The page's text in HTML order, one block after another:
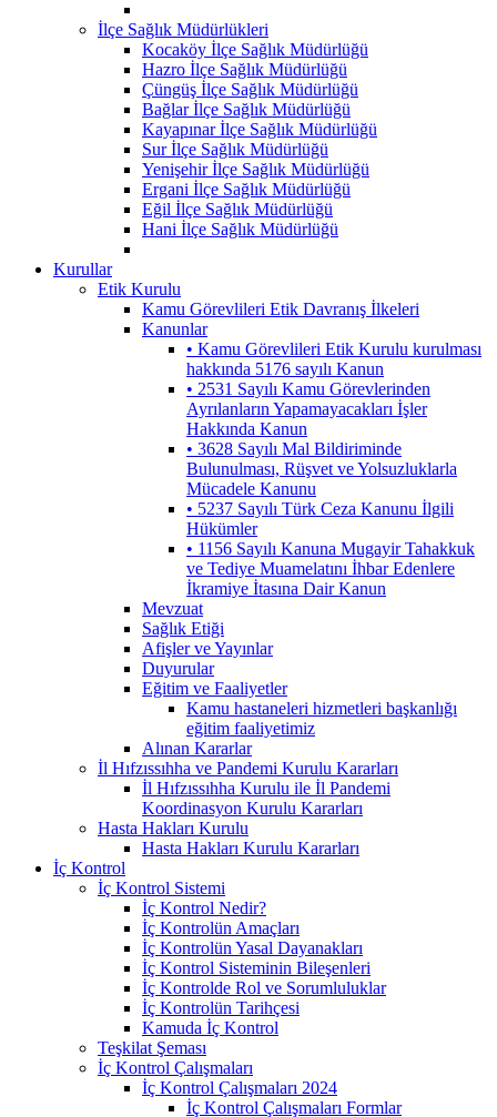
İlçe Sağlık Müdürlükleri
Kocaköy İlçe Sağlık Müdürlüğü
Hazro İlçe Sağlık Müdürlüğü
Çüngüş İlçe Sağlık Müdürlüğü
Bağlar İlçe Sağlık Müdürlüğü
Kayapınar İlçe Sağlık Müdürlüğü
Sur İlçe Sağlık Müdürlüğü
Yenişehir İlçe Sağlık Müdürlüğü
Ergani İlçe Sağlık Müdürlüğü
Eğil İlçe Sağlık Müdürlüğü
Hani İlçe Sağlık Müdürlüğü
Kurullar
Etik Kurulu
Kamu Görevlileri Etik Davranış İlkeleri
Kanunlar
• Kamu Görevlileri Etik Kurulu kurulması
hakkında 5176 sayılı Kanun
• 2531 Sayılı Kamu Görevlerinden
Ayrılanların Yapamayacakları İşler
Hakkında Kanun
• 3628 Sayılı Mal Bildiriminde
Bulunulması, Rüşvet ve Yolsuzluklarla
Mücadele Kanunu
• 5237 Sayılı Türk Ceza Kanunu İlgili
Hükümler
• 1156 Sayılı Kanuna Mugayir Tahakkuk
ve Tediye Muamelatını İhbar Edenlere
İkramiye İtasına Dair Kanun
Mevzuat
Sağlık Etiği
Afişler ve Yayınlar
Duyurular
Eğitim ve Faaliyetler
Kamu hastaneleri hizmetleri başkanlığı
eğitim faaliyetimiz
Alınan Kararlar
İl Hıfzıssıhha ve Pandemi Kurulu Kararları
İl Hıfzıssıhha Kurulu ile İl Pandemi
Koordinasyon Kurulu Kararları
Hasta Hakları Kurulu
Hasta Hakları Kurulu Kararları
İç Kontrol
İç Kontrol Sistemi
İç Kontrol Nedir?
İç Kontrolün Amaçları
İç Kontrolün Yasal Dayanakları
İç Kontrol Sisteminin Bileşenleri
İç Kontrolde Rol ve Sorumluluklar
İç Kontrolün Tarihçesi
Kamuda İç Kontrol
Teşkilat Şeması
İç Kontrol Çalışmaları
İç Kontrol Çalışmaları 2024
İç Kontrol Çalışmaları Formlar